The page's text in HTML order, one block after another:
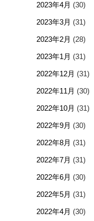
2023年4月 (30)
2023年3月 (31)
2023年2月 (28)
2023年1月 (31)
2022年12月 (31)
2022年11月 (30)
2022年10月 (31)
2022年9月 (30)
2022年8月 (31)
2022年7月 (31)
2022年6月 (30)
2022年5月 (31)
2022年4月 (30)